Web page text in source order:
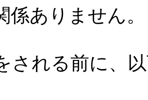
係ありません。
される前に、